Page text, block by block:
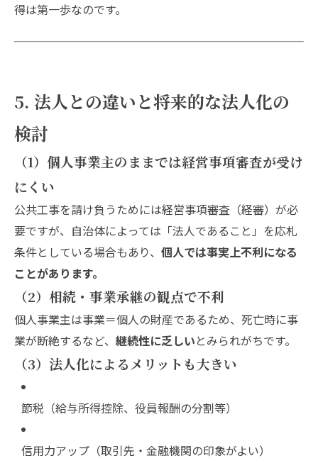
得は第一歩なのです。
5. 法人との違いと将来的な法人化の
検討
（1）個人事業主のままでは経営事項審査が受け
にくい
公共工事を請け負うためには経営事項審査（経審）が必
要ですが、自治体によっては「法人であること」を応札
条件としている場合もあり、 個人では事実上不利になる
ことがあります。
（2）相続・事業承継の観点で不利
個人事業主は事業＝個人の財産であるため、死亡時に事
業が断絶するなど、 継続性に乏しいとみられがちです。
（3）法人化によるメリットも大きい
節税（給与所得控除、役員報酬の分割等）
信用力アップ（取引先・金融機関の印象がよい）